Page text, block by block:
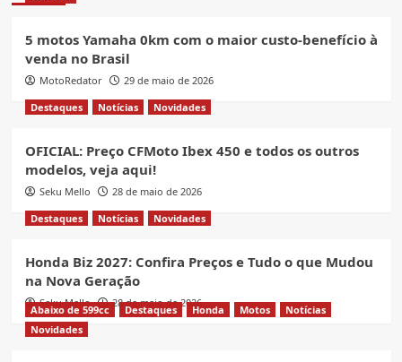
5 motos Yamaha 0km com o maior custo-benefício à
venda no Brasil
MotoRedator
29 de maio de 2026
Destaques
Notícias Novidades
OFICIAL: Preço CFMoto Ibex 450 e todos os outros
modelos, veja aqui!
Seku Mello
28 de maio de 2026
Destaques
Notícias Novidades
Honda Biz 2027: Confira Preços e Tudo o que Mudou
na Nova Geração
Seku Mello 28 de maio de 2026
Abaixo de 599cc Destaques Honda Motos
Notícias
Novidades